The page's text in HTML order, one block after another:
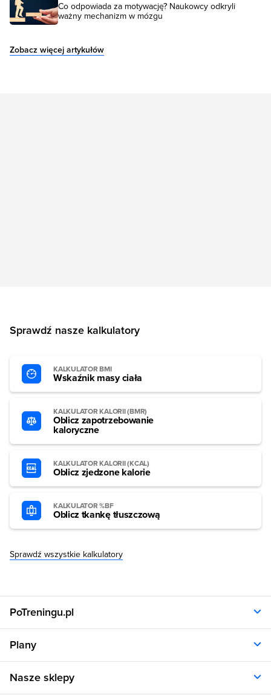
Co odpowiada za motywację? Naukowcy odkryli
ważny mechanizm w mózgu
Zobacz więcej artykułów
Sprawdź nasze kalkulatory
KALKULATOR BMI
Wskaźnik masy ciała
KALKULATOR KALORII (BMR)
Oblicz zapotrzebowanie
kaloryczne
KALKULATOR KALORII (KCAL)
Oblicz zjedzone kalorie
KALKULATOR %BF
Oblicz tkankę tłuszczową
Sprawdź wszystkie kalkulatory
PoTreningu.pl
Polityka prywatności
Regulamin
RODO
Plany
Plany dla kobiet
Nasze sklepy